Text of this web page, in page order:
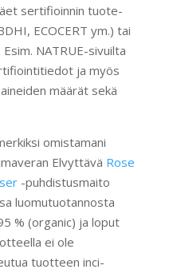
sertifioinnin tuote-
ECOCERT ym.) tai
NATRUE-sivuilta
ja myös
määrät sekä
omistamani
Elvyttävä Rose
-puhdistusmaito
luomutuotannosta
% (organic) ja loput
ei ole
tuotteen inci-